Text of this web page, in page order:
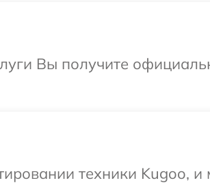
Вы получите
техники Kugoo,